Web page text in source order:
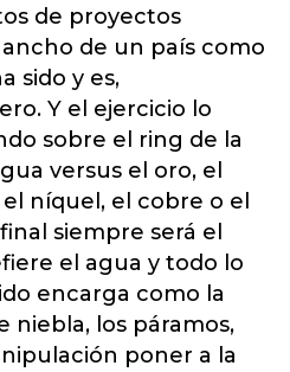
de proyectos
de un país como
sido y es,
Y el ejercicio lo
sobre el ring de la
versus el oro, el
níquel, el cobre o el
siempre será el
el agua y todo lo
encarga como la
niebla, los páramos,
poner a la